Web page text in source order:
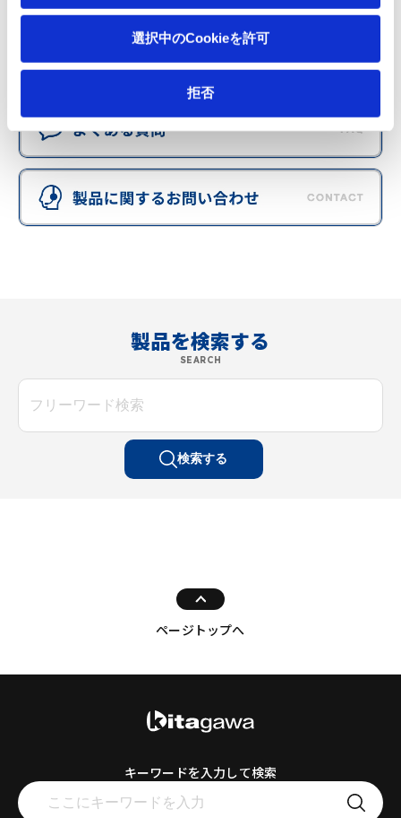
選択中のCookieを許可
拒否
製品を検索する
SEARCH
検索する
ページトップへ
キーワードを入力して検索